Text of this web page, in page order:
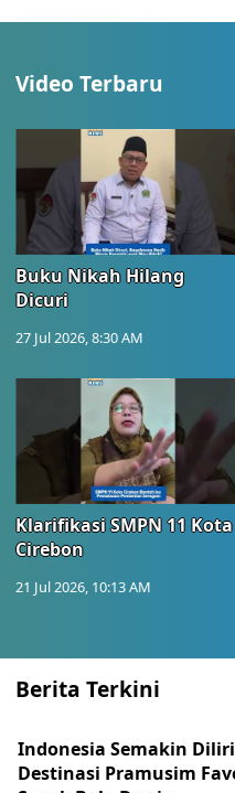
Video Terbaru
Buku Nikah Hilang
Dicuri
27 Jul 2026, 8:30 AM
Klarifikasi SMPN 11 Kota
Cirebon
21 Jul 2026, 10:13 AM
Berita Terkini
Indonesia Semakin
Destinasi Pramusim